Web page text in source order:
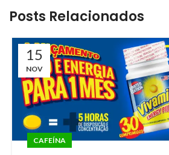
Posts Relacionados
15
NOV
CAFEÍNA